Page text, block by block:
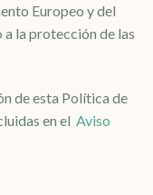
Europeo y del
la protección de las
de esta Política de
en el Aviso